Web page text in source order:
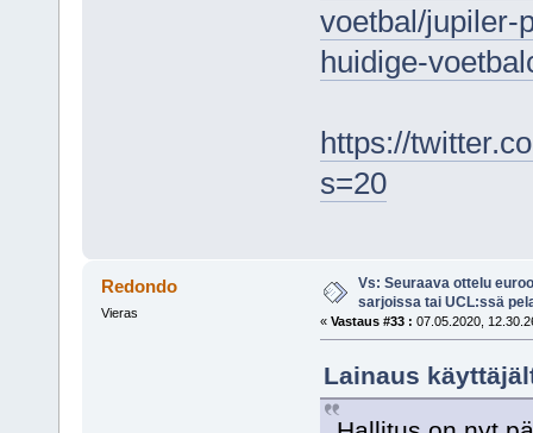
voetbal/jupiler-
huidige-
https://
s=20
Redondo
Vieras
Vs: Seuraava ottelu
sarjoissa tai UCL:ssä
« Vastaus #33 : 07.05.2020,
Lainaus